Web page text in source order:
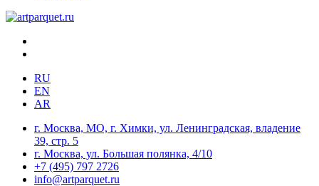
RU
EN
AR
г. Москва, МО, г. Химки, ул. Ленинградская, владение
39, стр. 5
г. Москва, ул. Большая полянка, 4/10
+7 (495) 797 2726
info@artparquet.ru